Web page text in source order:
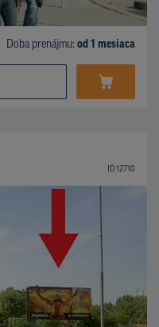
Doba prenájmu: od 1 mesiaca
ID 12710